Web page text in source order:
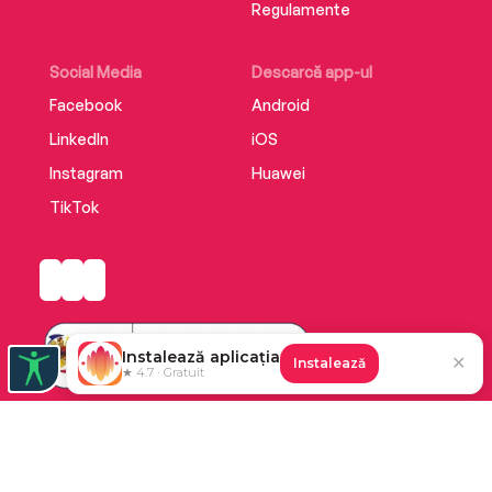
Social Media
Facebook
LinkedIn
Instagram
TikTok
Descarcă app-ul
Android
iOS
Huawei
Regulamente
Instalează aplicația
★ 4.7 · Gratuit
Instalează ✕